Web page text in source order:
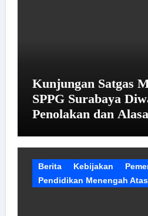
Kunjungan Satgas
SPPG Surabaya
Penolakan dan
Berita Kebijakan
Pendidikan Menengah Atas